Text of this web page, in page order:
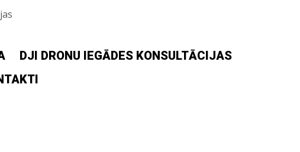
DJI DRONU IEGĀDES KONSULTĀCIJAS